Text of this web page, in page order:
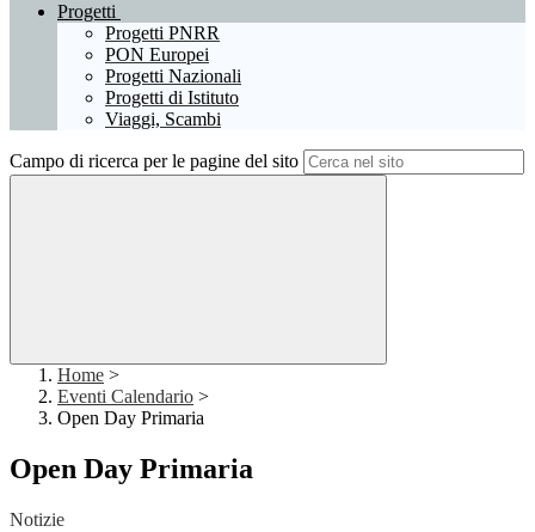
Progetti
Progetti PNRR
PON Europei
Progetti Nazionali
Progetti di Istituto
Viaggi, Scambi
Campo di ricerca per le pagine del sito
Home >
Eventi Calendario >
Open Day Primaria
Open Day Primaria
Notizie